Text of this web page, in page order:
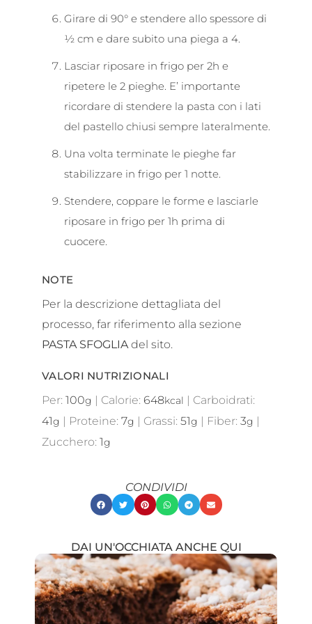
Girare di 90° e stendere allo spessore di
½ cm e dare subito una piega a 4.
Lasciar riposare in frigo per 2h e
ripetere le 2 pieghe. E’ importante
ricordare di stendere la pasta con i lati
del pastello chiusi sempre lateralmente.
Una volta terminate le pieghe far
stabilizzare in frigo per 1 notte.
Stendere, coppare le forme e lasciarle
riposare in frigo per 1h prima di
cuocere.
NOTE
Per la descrizione dettagliata del
processo, far riferimento alla sezione
PASTA SFOGLIA del sito.
VALORI NUTRIZIONALI
Per: 100g | Calorie: 648kcal | Carboidrati:
41g | Proteine: 7g | Grassi: 51g | Fiber: 3g |
Zucchero: 1g
CONDIVIDI
DAI UN'OCCHIATA ANCHE QUI
Showing
Slide
1